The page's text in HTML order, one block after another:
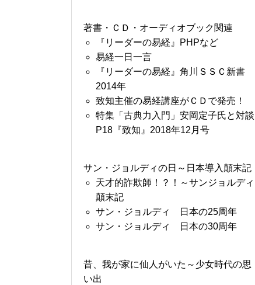
著書・ＣＤ・オーディオブック関連
『リーダーの易経』PHPなど
易経一日一言
『リーダーの易経』角川ＳＳＣ新書
2014年
致知主催の易経講座がＣＤで発売！
特集「古典力入門」安岡定子氏と対談
P18『致知』2018年12月号
サン・ジョルディの日～日本導入顛末記
天才的詐欺師！？！～サンジョルディ
顛末記
サン・ジョルディ 日本の25周年
サン・ジョルディ 日本の30周年
昔、我が家に仙人がいた～少女時代の思
い出